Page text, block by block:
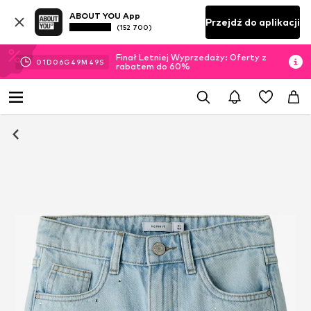
ABOUT YOU App
(152 700) Przejdź do aplikacji
01D 06G 49M 48S
Finał Letniej Wyprzedaży: Oferty z
rabatem do 60%